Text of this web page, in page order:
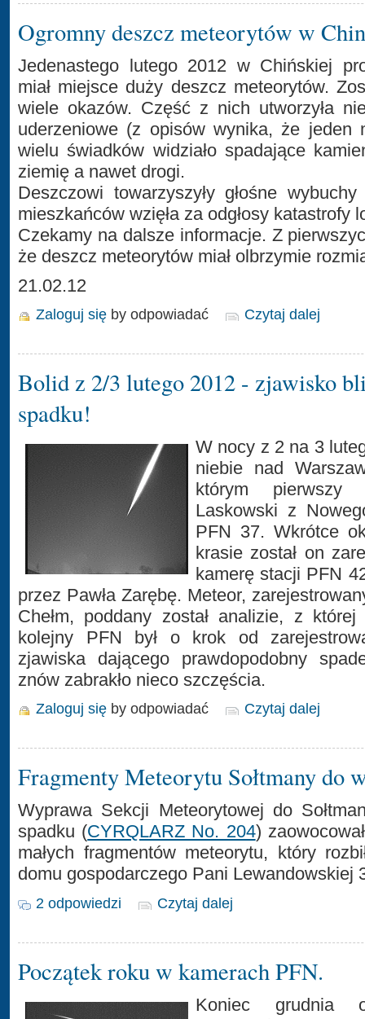
Ogromny deszcz meteorytów w
Jedenastego lutego 2012 w Chińskiej
miał miejsce duży deszcz meteorytów.
wiele okazów. Część z nich utworzyła
uderzeniowe (z opisów wynika, że jeden
wielu świadków widziało spadające
ziemię a nawet drogi.
Deszczowi towarzyszyły głośne
mieszkańców wzięła za odgłosy katastrofy
Czekamy na dalsze informacje. Z
że deszcz meteorytów miał olbrzymie
21.02.12
Zaloguj się by odpowiadać Czytaj dalej
Bolid z 2/3 lutego 2012 - zjawisko
spadku!
W nocy z 2 na 3
niebie nad
którym pierwszy
Laskowski z
PFN 37. Wkrótce
krasie został on
kamerę stacji PFN
przez Pawła Zarębę. Meteor,
Chełm, poddany został analizie, z
kolejny PFN był o krok od
zjawiska dającego prawdopodobny
znów zabrakło nieco szczęścia.
Zaloguj się by odpowiadać Czytaj dalej
Fragmenty Meteorytu Sołtmany do
Wyprawa Sekcji Meteorytowej do
spadku (CYRQLARZ No. 204)
małych fragmentów meteorytu, który
domu gospodarczego Pani Lewandowskiej
2 odpowiedzi Czytaj dalej
Początek roku w kamerach PFN.
Koniec grudnia